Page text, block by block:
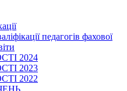
педагогів фахової
2024
2023
2022